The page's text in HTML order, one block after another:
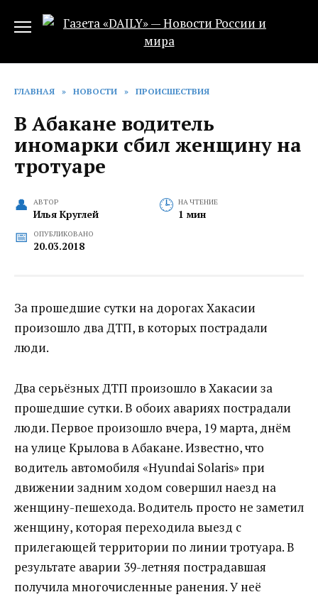
ГЛАВНАЯ » НОВОСТИ » ПРОИСШЕСТВИЯ
В Абакане водитель
иномарки сбил женщину на
тротуаре
АВТОР
Илья Круглей
НА ЧТЕНИЕ
1 мин
ОПУБЛИКОВАНО
20.03.2018
За прошедшие сутки на дорогах Хакасии
произошло два ДТП, в которых пострадали
люди.
Два серьёзных ДТП произошло в Хакасии за
прошедшие сутки. В обоих авариях пострадали
люди. Первое произошло вчера, 19 марта, днём
на улице Крылова в Абакане. Известно, что
водитель автомобиля «Hyundai Solaris» при
движении задним ходом совершил наезд на
женщину-пешехода. Водитель просто не заметил
женщину, которая переходила выезд с
прилегающей территории по линии тротуара. В
результате аварии 39-летняя пострадавшая
получила многочисленные ранения. У неё